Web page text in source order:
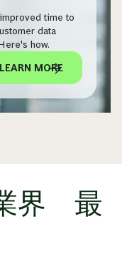
time to
data
how.
LEARN MORE
界 最